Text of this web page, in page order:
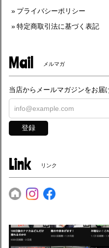
プライバシーポリシー
特定商取引法に基づく表記
Mail メルマガ
当店からメールマガジンをお届
登録
Link リンク